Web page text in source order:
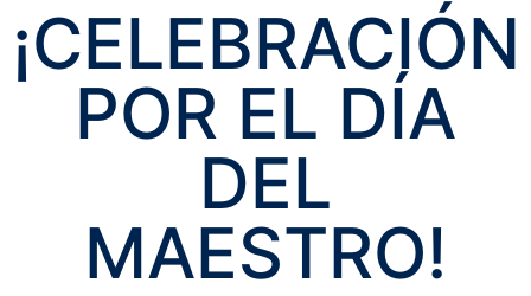
¡CELEBRACIÓN
POR EL DÍA
DEL
MAESTRO!